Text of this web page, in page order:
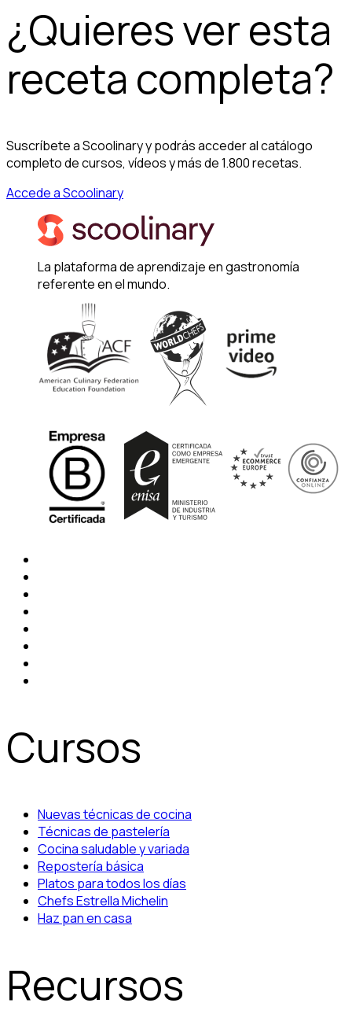
¿Quieres ver esta
receta completa?
Suscríbete a Scoolinary y podrás acceder al catálogo
completo de cursos, vídeos y más de 1.800 recetas.
Accede a Scoolinary
La plataforma de aprendizaje en gastronomía
referente en el mundo.
Cursos
Nuevas técnicas de cocina
Técnicas de pastelería
Cocina saludable y variada
Repostería básica
Platos para todos los días
Chefs Estrella Michelin
Haz pan en casa
Recursos